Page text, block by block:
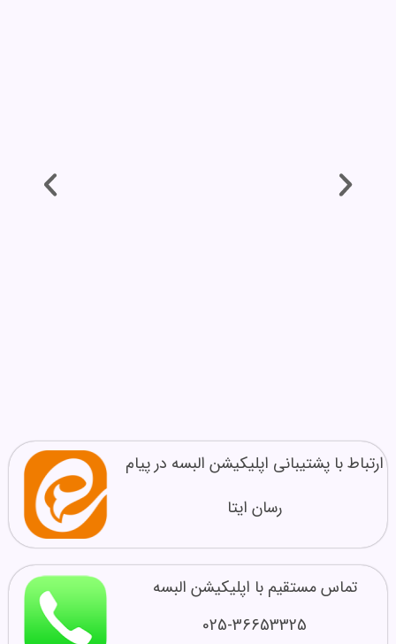
ارتباط با پشتیبانی اپلیکیشن البسه در پیام
رسان ایتا
تماس مستقیم با اپلیکیشن البسه
025-36653325